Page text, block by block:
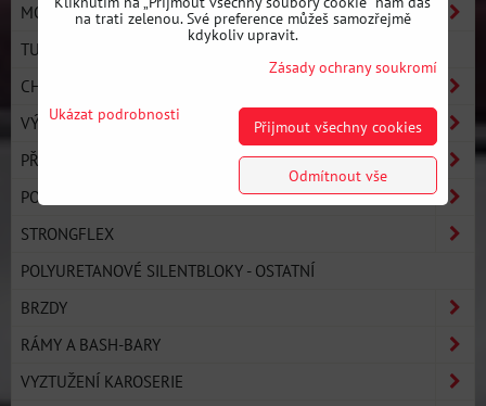
MOTOR
TURBO KOMPONENTY
CHLAZENÍ
VÝFUKOVÝ SYSTÉM
PŘEVODOVKA A SPOJKA
PODVOZEK
STRONGFLEX
POLYURETANOVÉ SILENTBLOKY - OSTATNÍ
BRZDY
RÁMY A BASH-BARY
VYZTUŽENÍ KAROSERIE
na trati zelenou. Své preference můžeš samozřejmě
kdykoliv upravit.
Zásady ochrany soukromí
Ukázat podrobnosti
Přijmout všechny cookies
Odmítnout vše